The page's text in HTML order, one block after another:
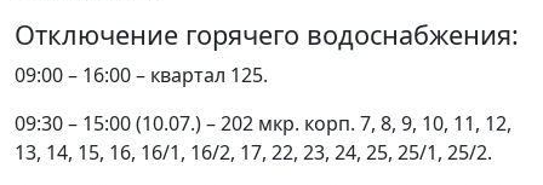
Отключение горячего водоснабжения:
09:00 – 16:00 – квартал 125.
09:30 – 15:00 (10.07.) – 202 мкр. корп. 7, 8, 9, 10, 11, 12,
13, 14, 15, 16, 16/1, 16/2, 17, 22, 23, 24, 25, 25/1, 25/2.